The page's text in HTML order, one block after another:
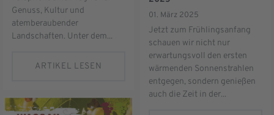
Genuss, Kultur und
atemberaubender
Landschaften. Unter dem...
ARTIKEL LESEN
01. März 2025
Jetzt zum Frühlingsanfang
schauen wir nicht nur
erwartungsvoll den ersten
wärmenden Sonnenstrahlen
entgegen, sondern genießen
auch die Zeit in der...